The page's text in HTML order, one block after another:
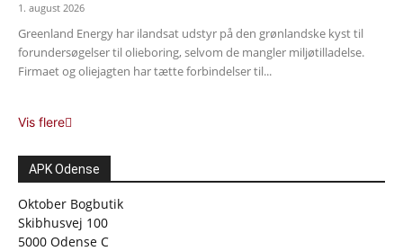
1. august 2026
Greenland Energy har ilandsat udstyr på den grønlandske kyst til
forundersøgelser til olieboring, selvom de mangler miljøtilladelse.
Firmaet og oliejagten har tætte forbindelser til...
Vis flere
APK Odense
Oktober Bogbutik
Skibhusvej 100
5000 Odense C